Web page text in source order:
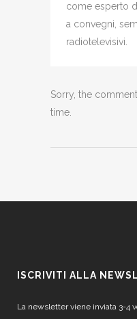
come esperto
a convegni,
radiotelevisivi.
Sorry, the
time.
ISCRIVITI ALLA
La newsletter viene inviata 3-4